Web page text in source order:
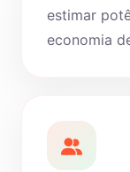
estimar
economia